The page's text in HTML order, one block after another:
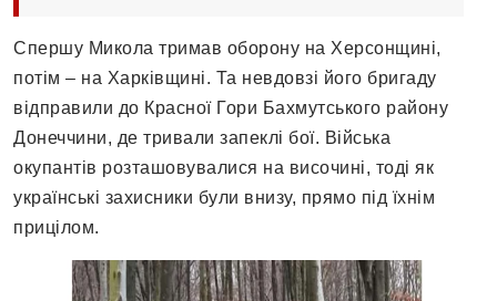
Спершу Микола тримав оборону на Херсонщині,
потім – на Харківщині. Та невдовзі його бригаду
відправили до Красної Гори Бахмутського району
Донеччини, де тривали запеклі бої. Війська
окупантів розташовувалися на височині, тоді як
українські захисники були внизу, прямо під їхнім
прицілом.